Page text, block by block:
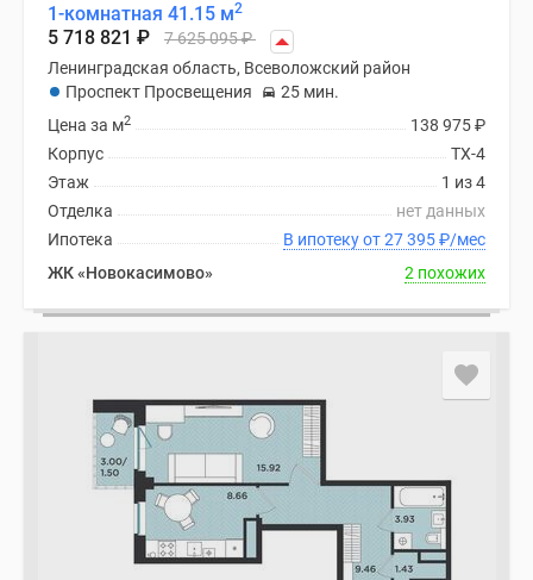
1-комнатная 41.15 м2
5 718 821 ₽ 7 625 095₽
Ленинградская область, Всеволожский район
Проспект Просвещения
25 мин.
138 975₽
Цена за м2
ТХ-4
Корпус
1 из 4
Этаж
нет данных
Отделка
В ипотеку от 27 395₽/мес
Ипотека
ЖК «Новокасимово»
2 похожих